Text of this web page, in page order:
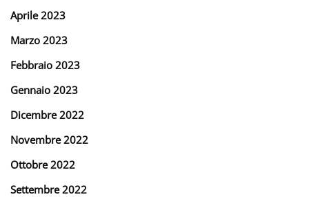
Aprile 2023
Marzo 2023
Febbraio 2023
Gennaio 2023
Dicembre 2022
Novembre 2022
Ottobre 2022
Settembre 2022